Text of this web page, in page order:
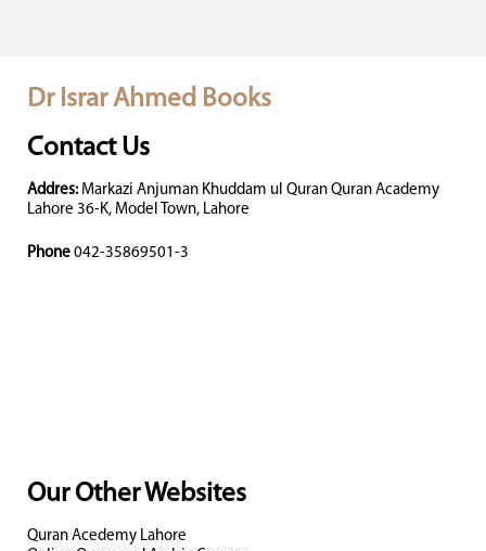
Dr Israr Ahmed Books
Contact Us
Addres: Markazi Anjuman Khuddam ul Quran Quran Academy
Lahore 36-K, Model Town, Lahore
Phone 042-35869501-3
Our Other Websites
Quran Acedemy Lahore